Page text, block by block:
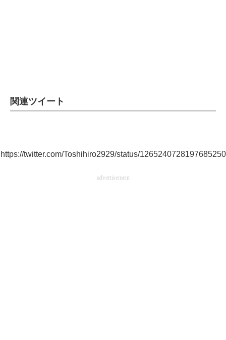
関連ツイート
https://twitter.com/Toshihiro2929/status/1265240728197685250
advertisement